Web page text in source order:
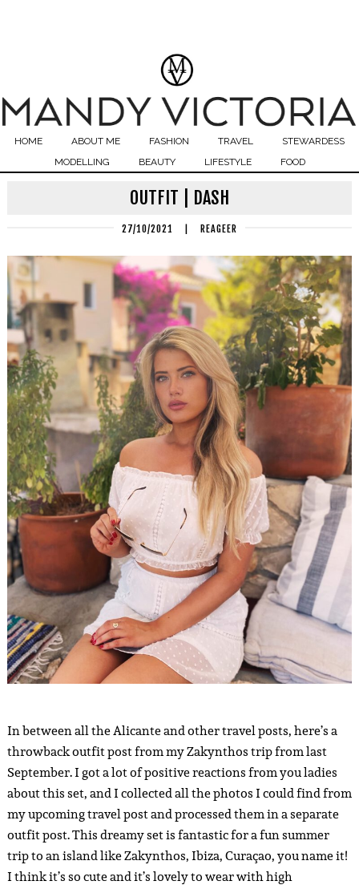
HOME ABOUT ME FASHION TRAVEL
STEWARDESS
MODELLING
BEAUTY LIFESTYLE FOOD
OUTFIT | DASH
27/10/2021 REAGEER
In between all the Alicante and other travel posts, here’s a
throwback outfit post from my Zakynthos trip from last
September. I got a lot of positive reactions from you ladies
about this set, and I collected all the photos I could find from
my upcoming travel post and processed them in a separate
outfit post. This dreamy set is fantastic for a fun summer
trip to an island like Zakynthos, Ibiza, Curaçao, you name it!
I think it’s so cute and it’s lovely to wear with high